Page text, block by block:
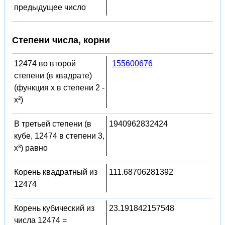
предыдущее число
Степени числа, корни
12474 во второй
степени (в квадрате)
(функция x в степени 2 -
x²)
155600676
В третьей степени (в
кубе, 12474 в степени 3,
x³) равно
1940962832424
Корень квадратный из
12474
111.68706281392
Корень кубический из
числа 12474 =
23.191842157548